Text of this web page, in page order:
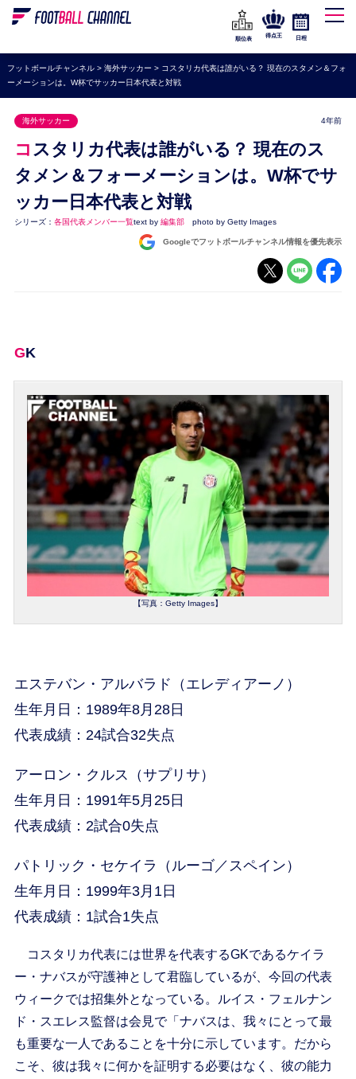
WEリーグ
海外サッカー
プレミアリーグ
ラ・リーガ
セリエA
ブンデスリーガ
UEFA
ナショナルチーム
順位表
得点王 日程
フットボールチャンネル> 海外サッカー > コスタリカ代表は誰がいる？ 現在のスタメン＆フォ
ーメーションは。W杯でサッカー日本代表と対戦
海外サッカー 4年前
コスタリカ代表は誰がいる？ 現在のス
タメン＆フォーメーションは。W杯でサ
ッカー日本代表と対戦
シリーズ： 各国代表メンバー一覧text by 編集部 photo by Getty Images
Googleでフットボールチャンネル情報を優先表示
GK
【写真：Getty Images】
エステバン・アルバラド（エレディアーノ）
生年月日：1989年8月28日
代表成績：24試合32失点
アーロン・クルス（サプリサ）
生年月日：1991年5月25日
代表成績：2試合0失点
パトリック・セケイラ（ルーゴ／スペイン）
生年月日：1999年3月1日
代表成績：1試合1失点
コスタリカ代表には世界を代表するGKであるケイラ
ー・ナバスが守護神として君臨しているが、今回の代表
ウィークでは招集外となっている。ルイス・フェルナン
ド・スエレス監督は会見で「ナバスは、我々にとって最
も重要な一人であることを十分に示しています。だから
こそ、彼は我々に何かを証明する必要はなく、彼の能力